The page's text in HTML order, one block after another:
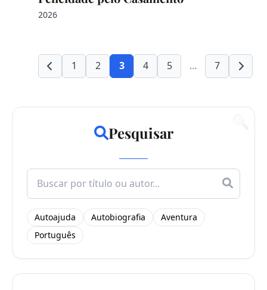
2026
1 2 3 4 5 … 7
Pesquisar
Search
for:
Autoajuda Autobiografia
Aventura
Português